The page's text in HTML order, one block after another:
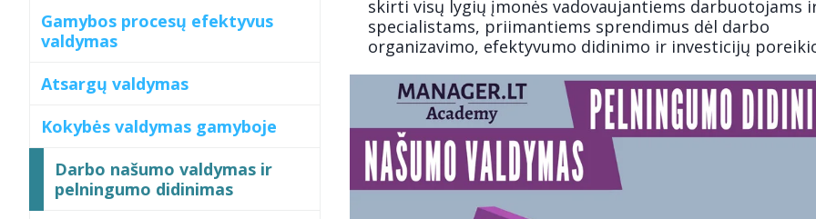
Gamybos procesų efektyvus
valdymas
Atsargų valdymas
Kokybės valdymas gamyboje
Darbo našumo valdymas ir
pelningumo didinimas
skirti visų lygių įmonės vadovaujantiems darbuotojams
specialistams, priimantiems sprendimus dėl darbo
organizavimo, efektyvumo didinimo ir investicijų